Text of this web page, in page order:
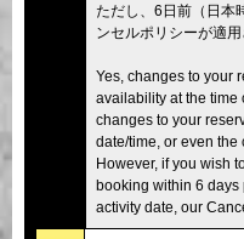
ただし、6日前（日本
ンセルポリシーが適用
Yes, changes to your
availability at the time
changes to your
date/time, or even the
However, if you wish
booking within 6 days
activity date, our